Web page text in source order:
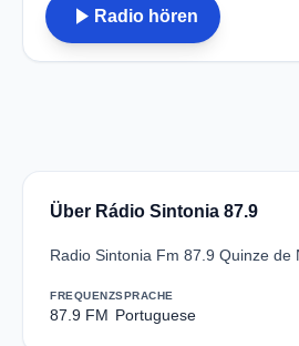
play_arrow Radio hören
Über Rádio Sintonia 87.9
Radio Sintonia Fm 87.9 Quinze de
FREQUENZ
87.9 FM
SPRACHE
Portuguese